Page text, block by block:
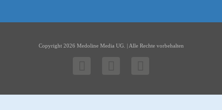
Copyright 2026 Medoline Media UG. | Alle Rechte vorbehalten